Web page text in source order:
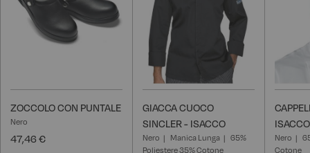
ZOCCOLO CON PUNTALE
Nero
47,46 €
GIACCA CUOCO
SINCLER - ISACCO
Nero Manica Lunga
65%
Poliestere 35% Cotone
ISACCO
Nero
Cotone